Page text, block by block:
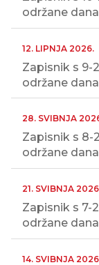
održane
12. LIPNJA 2026.
Zapisnik s 9-
održane
28. SVIBNJA
Zapisnik s 8-
održane
21. SVIBNJA
Zapisnik s 7-
održane
14. SVIBNJA